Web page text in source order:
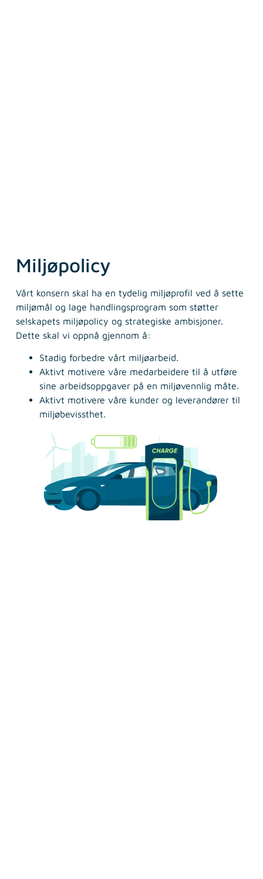
Miljøpolicy
Vårt konsern skal ha en tydelig miljøprofil ved å sette
miljømål og lage handlingsprogram som støtter
selskapets miljøpolicy og strategiske ambisjoner.
Dette skal vi oppnå gjennom å:
Stadig forbedre vårt miljøarbeid.
Aktivt motivere våre medarbeidere til å utføre
sine arbeidsoppgaver på en miljøvennlig måte.
Aktivt motivere våre kunder og leverandører til
miljøbevissthet.